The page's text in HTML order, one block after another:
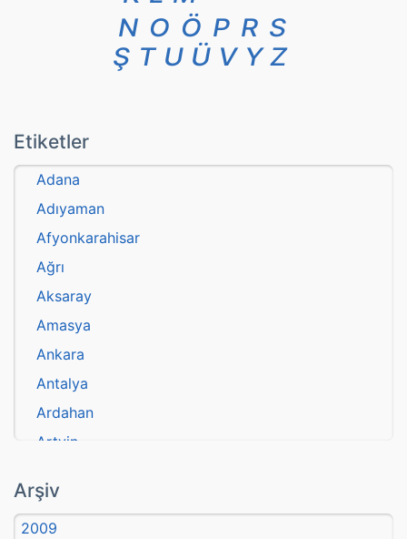
N O Ö P R S
Ş T U Ü V Y Z
Etiketler
Adana
Adıyaman
Afyonkarahisar
Ağrı
Aksaray
Amasya
Ankara
Antalya
Ardahan
Artvin
Aydın
Balıkesir
Arşiv
2009